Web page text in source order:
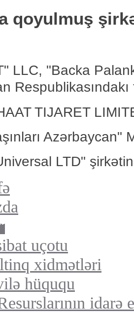
qoyulmuş
LLC, "Backa
Respublikasındakı
TIJARET
Azərbaycan"
LTD"
uçotu
xidmətləri
hüququ
idarə